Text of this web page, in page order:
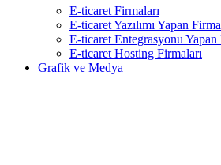
E-ticaret Firmaları
E-ticaret Yazılımı Yapan
E-ticaret Entegrasyonu Yapan
E-ticaret Hosting Firmaları
Grafik ve Medya